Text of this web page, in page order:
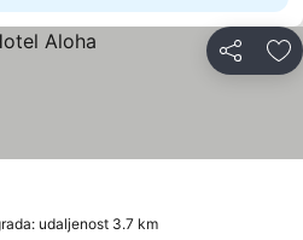
Deli
udaljenost 3.7 km